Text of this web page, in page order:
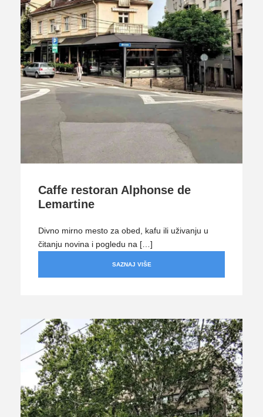
Caffe restoran Alphonse de
Lemartine
Divno mirno mesto za obed, kafu ili uživanju u
čitanju novina i pogledu na […]
SAZNAJ VIŠE